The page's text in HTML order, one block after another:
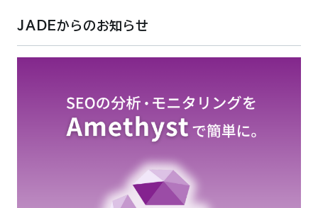
JADEからのお知らせ